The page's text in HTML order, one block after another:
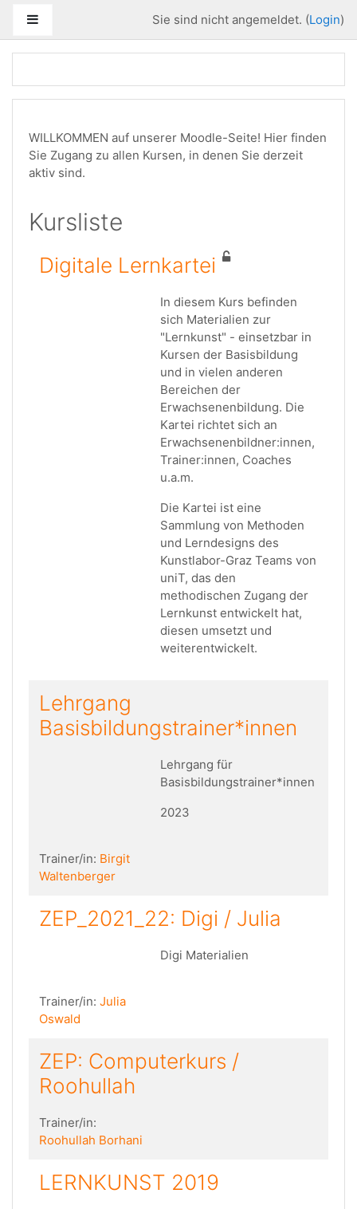
Sie sind nicht angemeldet. (Login)
WILLKOMMEN auf unserer Moodle-Seite! Hier finden
Sie Zugang zu allen Kursen, in denen Sie derzeit
aktiv sind.
Kursliste
Digitale Lernkartei
In diesem Kurs befinden
sich Materialien zur
"Lernkunst" - einsetzbar in
Kursen der Basisbildung
und in vielen anderen
Bereichen der
Erwachsenenbildung. Die
Kartei richtet sich an
Erwachsenenbildner:innen,
Trainer:innen, Coaches
u.a.m.
Die Kartei ist eine
Sammlung von Methoden
und Lerndesigns des
Kunstlabor-Graz Teams von
uniT, das den
methodischen Zugang der
Lernkunst entwickelt hat,
diesen umsetzt und
weiterentwickelt.
Lehrgang
Basisbildungstrainer*innen
Lehrgang für
Basisbildungstrainer*innen
2023
Trainer/in: Birgit
Waltenberger
ZEP_2021_22: Digi / Julia
Digi Materialien
Trainer/in: Julia
Oswald
ZEP: Computerkurs /
Roohullah
Trainer/in:
Roohullah Borhani
LERNKUNST 2019